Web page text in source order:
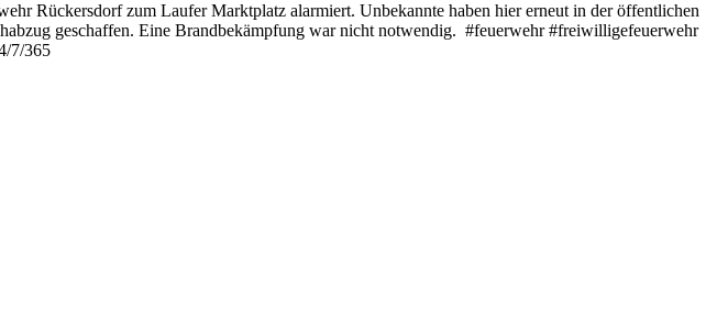
Rückersdorf zum Laufer Marktplatz alarmiert. Unbekannte haben hier erneut in der öffentlichen
geschaffen. Eine Brandbekämpfung war nicht notwendig. #feuerwehr #freiwilligefeuerwehr
7/365